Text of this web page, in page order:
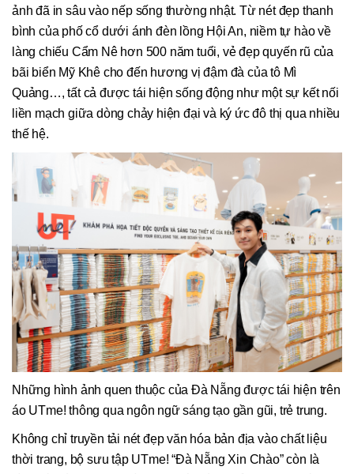
ảnh đã in sâu vào nếp sống thường nhật. Từ nét đẹp thanh
bình của phố cổ dưới ánh đèn lồng Hội An, niềm tự hào về
làng chiếu Cẩm Nê hơn 500 năm tuổi, vẻ đẹp quyến rũ của
bãi biển Mỹ Khê cho đến hương vị đậm đà của tô Mì
Quảng…, tất cả được tái hiện sống động như một sự kết nối
liền mạch giữa dòng chảy hiện đại và ký ức đô thị qua nhiều
thế hệ.
Những hình ảnh quen thuộc của Đà Nẵng được tái hiện trên
áo UTme! thông qua ngôn ngữ sáng tạo gần gũi, trẻ trung.
Không chỉ truyền tải nét đẹp văn hóa bản địa vào chất liệu
thời trang, bộ sưu tập UTme! “Đà Nẵng Xin Chào” còn là